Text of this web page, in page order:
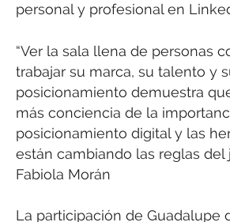
personal y profesional en
“Ver la sala llena de personas
trabajar su marca, su talento y
posicionamiento demuestra
más conciencia de la
posicionamiento digital y las
están cambiando las reglas del
Fabiola Morán
La participación de Guadalupe